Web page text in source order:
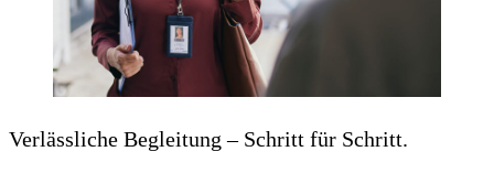
Verlässliche Begleitung – Schritt für Schritt.